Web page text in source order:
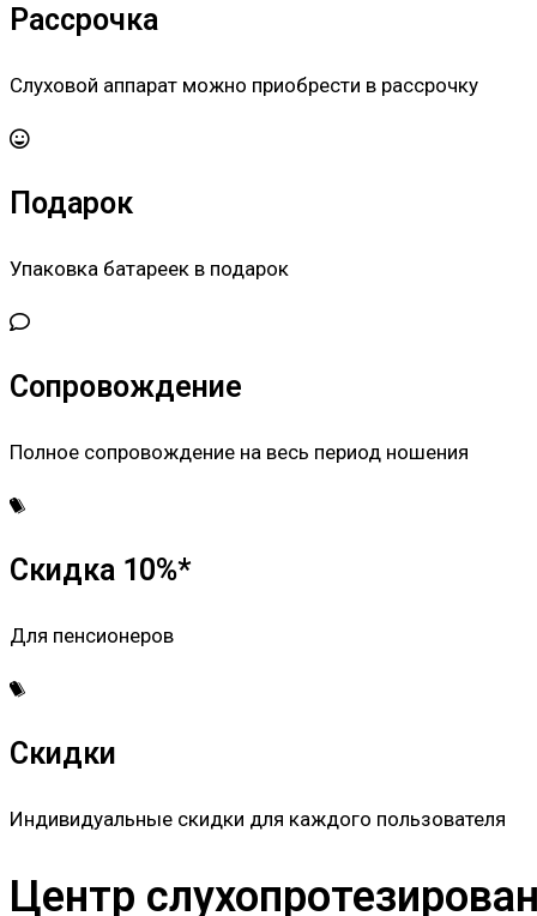
Рассрочка
Слуховой аппарат можно приобрести в рассрочку
Подарок
Упаковка батареек в подарок
Сопровождение
Полное сопровождение на весь период ношения
Скидка 10%*
Для пенсионеров
Скидки
Индивидуальные скидки для каждого пользователя
Центр